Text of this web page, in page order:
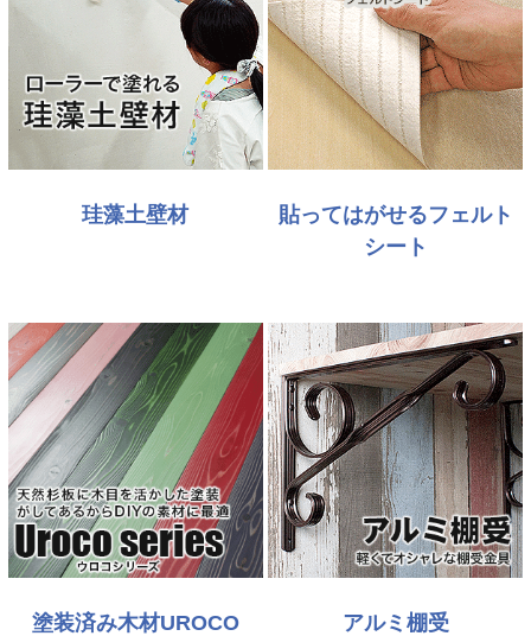
珪藻土壁材
貼ってはがせるフェルト
シート
塗装済み木材UROCO アルミ棚受